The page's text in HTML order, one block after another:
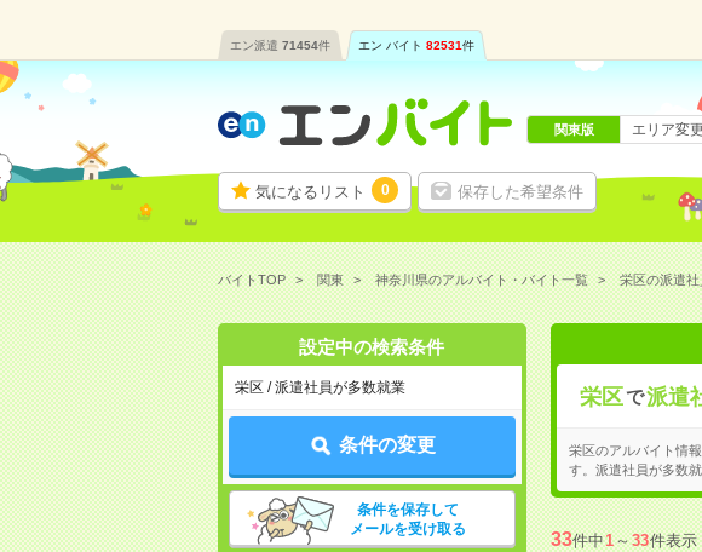
エン派遣 71454件 エン バイト 82531件
気になるリスト 0 保存した希望条件
関東版 エリア変更
バイトTOP 関東 神奈川県のアルバイト・バイト一覧 栄区の派遣
設定中の検索条件
栄区 / 派遣社員が多数就業
条件の変更
条件を保存して
メールを受け取る
栄区で派遣
栄区のアルバイト情報
す。派遣社員が多数就
33件中1～33件表示